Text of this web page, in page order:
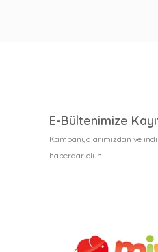
E-Bültenimize
Kampanyalarımızdan ve
haberdar olun.